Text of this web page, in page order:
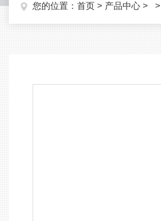
您的位置： 首页 > 产品中心 > >